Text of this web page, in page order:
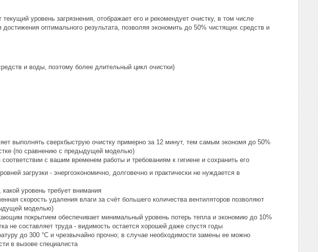
уровень загрязнения, отображает его и рекомендует очистку, в том числе
оптимального результата, позволяя экономить до 50% чистящих средств и
и воды, поэтому более длительный цикл очистки)
выполнять сверхбыструю очистку примерно за 12 минут, тем самым экономя до 50%
(по сравнению с предыдущей моделью)
с вашим временем работы и требованиям к гигиене и сохранить его
загрузки - энергоэкономично, долговечно и практически не нуждается в
уровень требует внимания
скорость удаления влаги за счёт большего количества вентиляторов позволяют
моделью)
покрытием обеспечивает минимальный уровень потерь тепла и экономию до 10%
не составляет труда - видимость остается хорошей даже спустя годы
до 300 °C и чрезвычайно прочно; в случае необходимости замены ее можно
в вызове специалиста